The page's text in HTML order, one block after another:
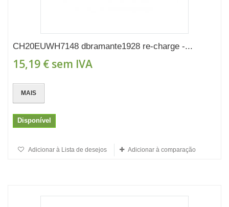
CH20EUWH7148 dbramante1928 re-charge -...
15,19 € sem IVA
MAIS
Disponível
Adicionar à Lista de desejos Adicionar à comparação